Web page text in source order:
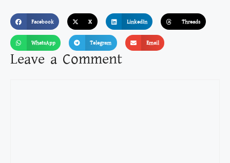
Facebook X LinkedIn Threads
WhatsApp Telegram Email
Leave a Comment